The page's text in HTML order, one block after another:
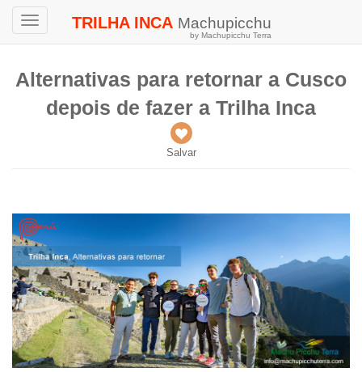
Toggle
TRILHA INCA Machupicchu
by Machupicchu Terra
Alternativas para retornar a Cusco
depois de fazer a Trilha Inca
Salvar